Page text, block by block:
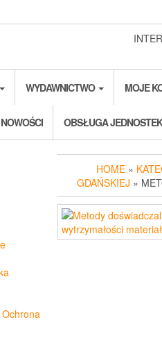
WYDAWNICTWO MOJE
NOWOŚCI OBSŁUGA
HOME »
GDAŃSKIEJ »